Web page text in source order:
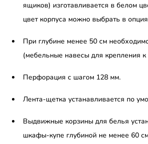
ящиков) изготавливается в белом
цвет корпуса можно выбрать в
При глубине менее 50 см
(мебельные навесы для крепления к
Перфорация с шагом 128 мм.
Лента-щетка устанавливается по
Выдвижные корзины для белья
шкафы-купе глубиной не менее 60